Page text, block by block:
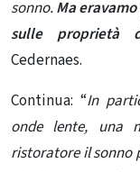
sonno.Ma
sulle proprietà
Cedernaes.
Continua: “In
onde lente, una
ristoratore il sonno